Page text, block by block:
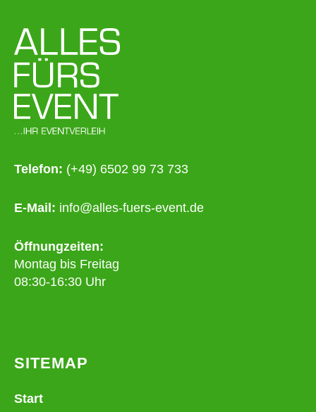
Telefon: (+49) 6502 99 73 733
E-Mail: info@alles-fuers-event.de
Öffnungzeiten:
Montag bis Freitag
08:30-16:30 Uhr
SITEMAP
Start